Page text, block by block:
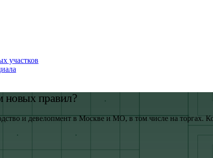
участков
новых правил?
и девелопмент в Москве и МО, в том числе на торгах.